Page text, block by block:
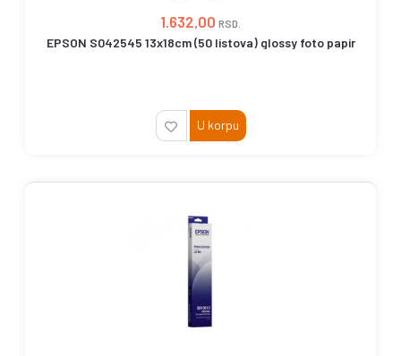
1.632,00 RSD.
EPSON S042545 13x18cm (50 listova) glossy foto papir
U korpu